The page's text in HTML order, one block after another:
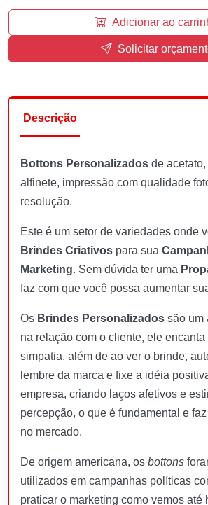
Adicionar ao
Solicitar
Descrição
Bottons Personalizados de
alfinete, impressão com qualidade
resolução.
Este é um setor de variedades onde
Brindes Criativos para sua
Marketing. Sem dúvida ter uma
faz com que você possa aumentar
Os Brindes Personalizados são um
na relação com o cliente, ele
simpatia, além de ao ver o brinde,
lembre da marca e fixe a idéia
empresa, criando laços afetivos e
percepção, o que é fundamental e
no mercado.
De origem americana, os bottons
utilizados em campanhas políticas
praticar o marketing como vemos até